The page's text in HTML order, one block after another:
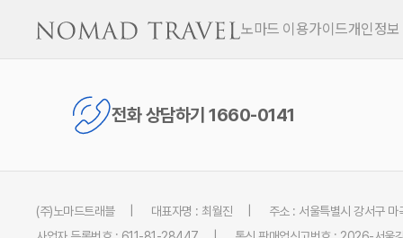
노마드 이용가이드개인정
전화 상담하기 1660-0141
(주)노마드트래블 대표자명 : 최월진
주소 : 서울특별시 강서구